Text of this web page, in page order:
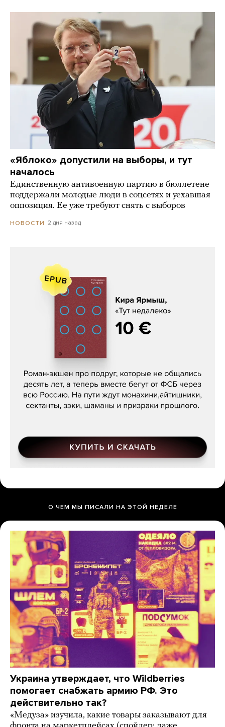
«Яблоко» допустили на выборы, и тут
началось
Единственную антивоенную партию в бюллетене
поддержали молодые люди в соцсетях и уехавшая
оппозиция. Ее уже требуют снять с выборов
НОВОСТИ 2 дня назад
Кира Ярмыш, «Тут недалеко»
О ЧЕМ МЫ ПИСАЛИ НА ЭТОЙ НЕДЕЛЕ
Украина утверждает, что Wildberries
помогает снабжать армию РФ. Это
действительно так?
«Медуза» изучила, какие товары заказывают для